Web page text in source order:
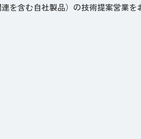
含む自社製品）の技術提案営業を